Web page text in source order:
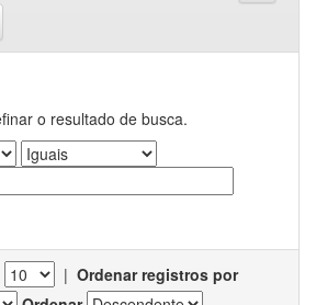
o resultado de busca.
| Ordenar registros por